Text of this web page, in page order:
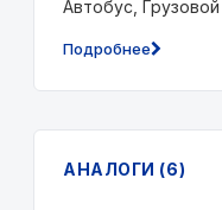
Автобус,
Подробнее
АНАЛОГИ (6)